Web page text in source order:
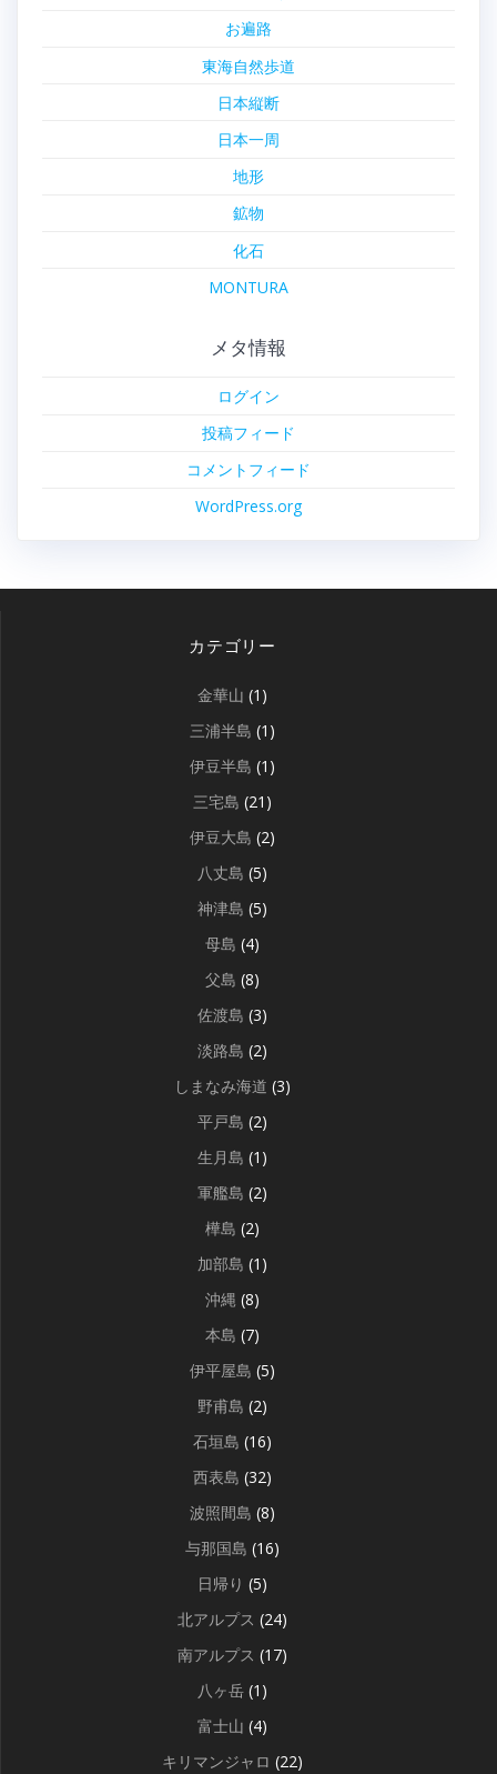
お遍路
東海自然歩道
日本縦断
日本一周
地形
鉱物
化石
MONTURA
メタ情報
ログイン
投稿フィード
コメントフィード
WordPress.org
カテゴリー
金華山 (1)
三浦半島 (1)
伊豆半島 (1)
三宅島 (21)
伊豆大島 (2)
八丈島 (5)
神津島 (5)
母島 (4)
父島 (8)
佐渡島 (3)
淡路島 (2)
しまなみ海道 (3)
平戸島 (2)
生月島 (1)
軍艦島 (2)
樺島 (2)
加部島 (1)
沖縄 (8)
本島 (7)
伊平屋島 (5)
野甫島 (2)
石垣島 (16)
西表島 (32)
波照間島 (8)
与那国島 (16)
日帰り (5)
北アルプス (24)
南アルプス (17)
八ヶ岳 (1)
富士山 (4)
キリマンジャロ (22)